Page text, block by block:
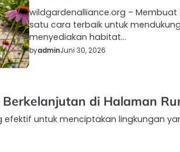
wildgardenalliance.org –
satu cara terbaik untuk
menyediakan habitat…
byadminJuni 30, 2026
di Halaman
efektif untuk menciptakan lingkungan